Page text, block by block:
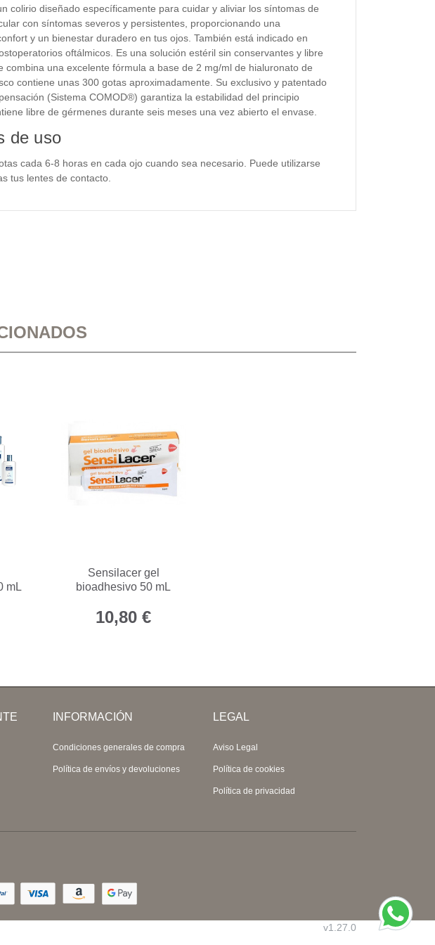
colirio diseñado específicamente para cuidar y aliviar los síntomas de
con síntomas severos y persistentes, proporcionando una
y un bienestar duradero en tus ojos. También está indicado en
oftálmicos. Es una solución estéril sin conservantes y libre
combina una excelente fórmula a base de 2 mg/ml de hialuronato de
contiene unas 300 gotas aproximadamente.
Su exclusivo y patentado
(Sistema COMOD®) garantiza la estabilidad del principio
libre de gérmenes durante seis meses una vez abierto el envase.
de uso
cada 6-8 horas en cada ojo cuando sea necesario. Puede utilizarse
tus lentes de contacto.
mL
Sensilacer gel
bioadhesivo 50 mL
10,80 €
INFORMACIÓN
Condiciones generales de compra
Política de envíos y devoluciones
LEGAL
Aviso Legal
Política de cookies
Política de privacidad
v1.27.0